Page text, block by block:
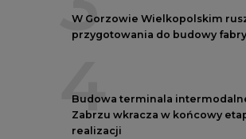
W Gorzowie Wielkopolskim
przygotowania do budowy
4
Budowa terminala
Zabrzu wkracza w końcowy
realizacji